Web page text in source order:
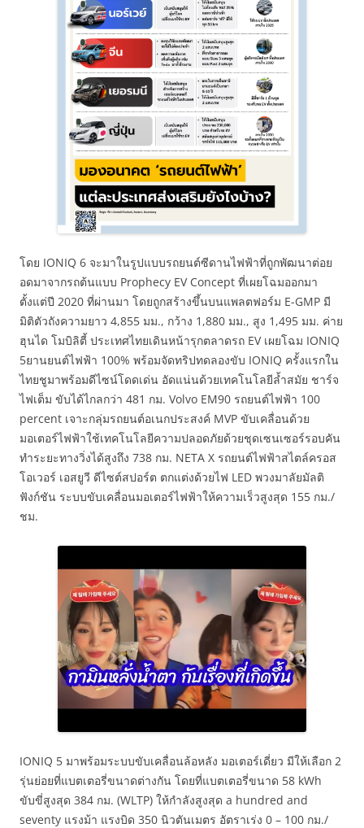
โดย IONIQ 6 จะมาในรูปแบบรถยนต์ซีดานไฟฟ้าที่ถูกพัฒนาต่อย
อดมาจากรถต้นแบบ Prophecy EV Concept ที่เผยโฉมออกมา
ตั้งแต่ปี 2020 ที่ผ่านมา โดยถูกสร้างขึ้นบนแพลตฟอร์ม E-GMP มี
มิติตัวถังความยาว 4,855 มม., กว้าง 1,880 มม., สูง 1,495 มม. ค่าย
ฮุนได โมบิลิตี้ ประเทศไทยเดินหน้ารุกตลาดรถ EV เผยโฉม IONIQ
5ยานยนต์ไฟฟ้า 100% พร้อมจัดทริปทดลองขับ IONIQ ครั้งแรกใน
ไทยชูมาพร้อมดีไซน์โดดเด่น อัดแน่นด้วยเทคโนโลยีล้ำสมัย ชาร์จ
ไฟเต็ม ขับได้ไกลกว่า 481 กม. Volvo EM90 รถยนต์ไฟฟ้า 100
percent เจาะกลุ่มรถยนต์อเนกประสงค์ MVP ขับเคลื่อนด้วย
มอเตอร์ไฟฟ้าใช้เทคโนโลยีความปลอดภัยด้วยชุดเซนเซอร์รอบคัน
ทำระยะทางวิ่งได้สูงถึง 738 กม. NETA X รถยนต์ไฟฟ้าสไตล์ครอส
โอเวอร์ เอสยูวี ดีไซต์สปอร์ต ตกแต่งด้วยไฟ LED พวงมาลัยมัลติ
ฟังก์ชัน ระบบขับเคลื่อนมอเตอร์ไฟฟ้าให้ความเร็วสูงสุด 155 กม./
ชม.
IONIQ 5 มาพร้อมระบบขับเคลื่อนล้อหลัง มอเตอร์เดี่ยว มีให้เลือก 2
รุ่นย่อยที่แบตเตอรี่ขนาดต่างกัน โดยที่แบตเตอรี่ขนาด 58 kWh
ขับขี่สูงสุด 384 กม. (WLTP) ให้กำลังสูงสุด a hundred and
seventy แรงม้า แรงบิด 350 นิวตันเมตร อัตราเร่ง 0 – 100 กม./